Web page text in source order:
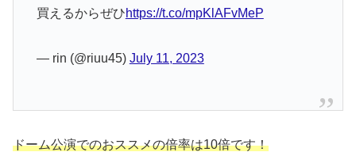
買えるからぜひhttps://t.co/mpKlAFvMeP
— rin (@riuu45) July 11, 2023
ドーム公演でのおススメの倍率は10倍です！